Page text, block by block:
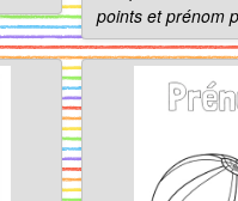
points et prénom